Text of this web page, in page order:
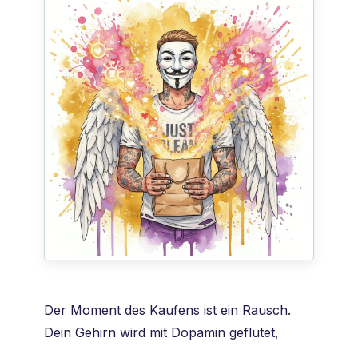
Der Moment des Kaufens ist ein Rausch.
Dein Gehirn wird mit Dopamin geflutet,